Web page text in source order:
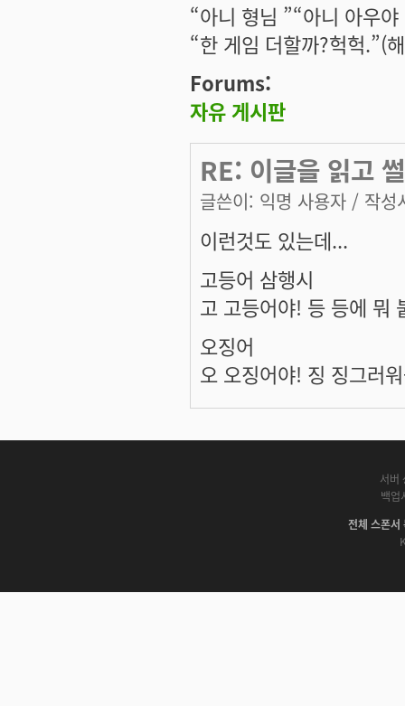
“아니 형님 ”“아니 아우
“한 게임 더할까?헉헉.”(
Forums:
자유 게시판
RE: 이글을 읽고
글쓴이: 익명 사용자 / 작성
이런것도 있는데...
고등어 삼행시
고 고등어야! 등 등에 뭐
오징어
오 오징어야! 징 징그러
서버
백업
전체 스폰서